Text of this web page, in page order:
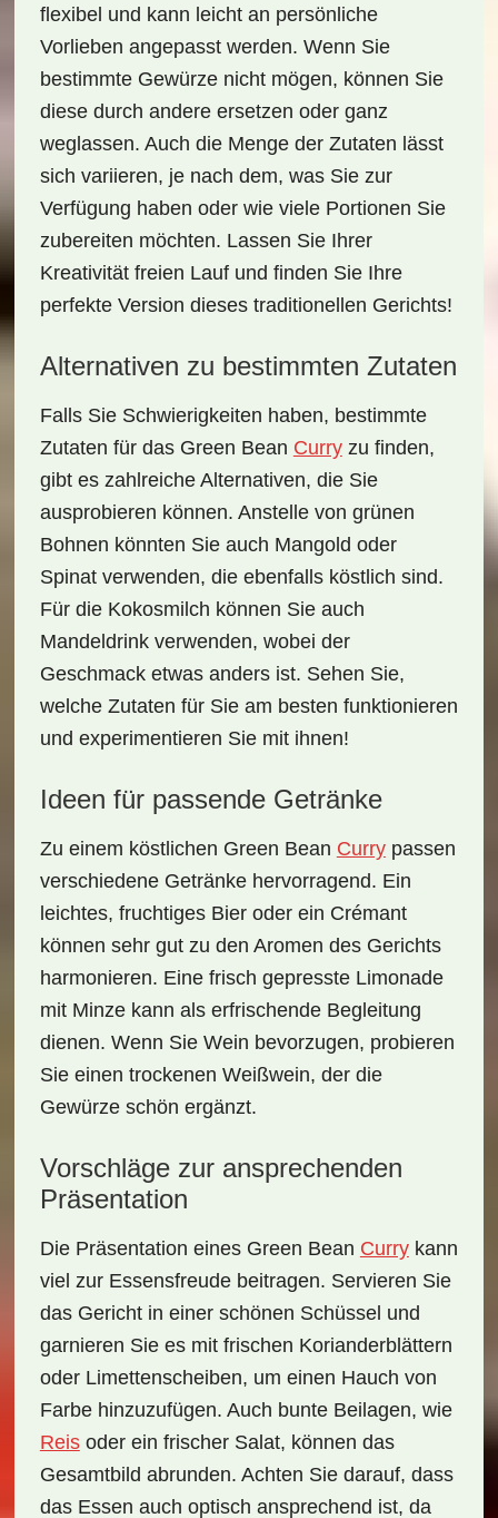
flexibel und kann leicht an persönliche
Vorlieben angepasst werden. Wenn Sie
bestimmte Gewürze nicht mögen, können Sie
diese durch andere ersetzen oder ganz
weglassen. Auch die Menge der Zutaten lässt
sich variieren, je nach dem, was Sie zur
Verfügung haben oder wie viele Portionen Sie
zubereiten möchten. Lassen Sie Ihrer
Kreativität freien Lauf und finden Sie Ihre
perfekte Version dieses traditionellen Gerichts!
Alternativen zu bestimmten Zutaten
Falls Sie Schwierigkeiten haben, bestimmte
Zutaten für das Green Bean Curryzu finden,
gibt es zahlreiche Alternativen, die Sie
ausprobieren können. Anstelle von grünen
Bohnen könnten Sie auch Mangold oder
Spinat verwenden, die ebenfalls köstlich sind.
Für die Kokosmilch können Sie auch
Mandeldrink verwenden, wobei der
Geschmack etwas anders ist. Sehen Sie,
welche Zutaten für Sie am besten funktionieren
und experimentieren Sie mit ihnen!
Ideen für passende Getränke
Zu einem köstlichen Green Bean Currypassen
verschiedene Getränke hervorragend. Ein
leichtes, fruchtiges Bieroder ein Crémant
können sehr gut zu den Aromen des Gerichts
harmonieren. Eine frisch gepresste Limonade
mit Minze kann als erfrischende Begleitung
dienen. Wenn Sie Wein bevorzugen, probieren
Sie einen trockenen Weißwein, der die
Gewürze schön ergänzt.
Vorschläge zur ansprechenden
Präsentation
Die Präsentation eines Green Bean Currykann
viel zur Essensfreude beitragen. Servieren Sie
das Gericht in einer schönen Schüssel und
garnieren Sie es mit frischen Korianderblättern
oder Limettenscheiben, um einen Hauch von
Farbe hinzuzufügen. Auch bunte Beilagen, wie
Reisoder ein frischer Salat, können das
Gesamtbild abrunden. Achten Sie darauf, dass
das Essen auch optisch ansprechend ist, da